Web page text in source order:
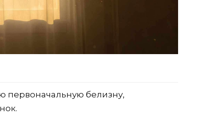
первоначальную белизну,